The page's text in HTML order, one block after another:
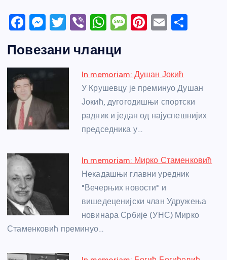
F
c
e
b
o
o
k
M
ss
e
g
er
T
itt
er
Vi
er
W
at
s
A
p
p
M
a
g
e
Pi
e
st
E
Повезани чланци
In memoriam: Душан Јокић
У Крушевцу је преминуо Душан
Јокић, дугогодишњи спортски
радник и један од најуспешнијих
председника у…
In memoriam: Мирко Стаменковић
Некадашњи главни уредник
"Вечерњих новости" и
вишедеценијски члан Удружења
новинара Србије (УНС) Мирко
Стаменковић преминуо…